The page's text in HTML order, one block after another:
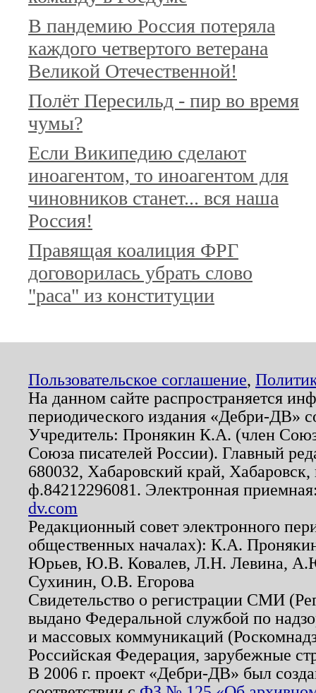
В пандемию Россия потеряла
каждого четвертого ветерана
Великой Отечественной!
Полёт Пересильд - пир во время
чумы?
Если Википедию сделают
иноагентом, то иноагентом для
чиновников станет... вся наша
Россия!
Правящая коалиция ФРГ
договорилась убрать слово
"раса" из конституции
Пользовательское соглашение,
На данном сайте распространяется
периодического издания «Дебри-ДВ»
Учредитель: Пронякин К.А. (член
Союза писателей России). Главный
680032, Хабаровский край,
ф.84212296081. Электронная
dv.com
Редакционный совет электронного
общественных началах): К.А.
Юрьев, Ю.В. Ковалев, Л.Н. Левина,
Сухинин, О.В. Егорова
Свидетельство о регистрации СМИ
выдано Федеральной службой по
и массовых коммуникаций
Российская Федерация, зарубежные
В 2006 г. проект «Дебри-ДВ» был